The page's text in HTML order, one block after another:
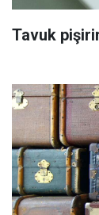
Tavuk